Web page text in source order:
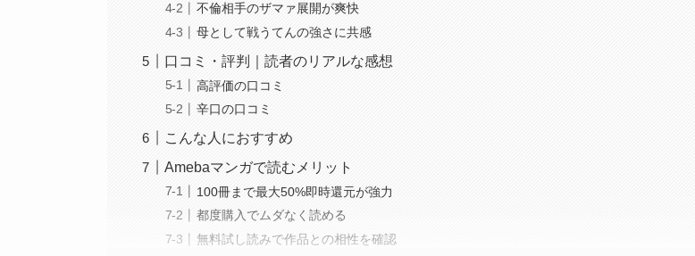
不倫相手のザマァ展開が爽快
母として戦うてんの強さに共感
口コミ・評判｜読者のリアルな感想
高評価の口コミ
辛口の口コミ
こんな人におすすめ
Amebaマンガで読むメリット
100冊まで最大50%即時還元が強力
都度購入でムダなく読める
無料試し読みで作品との相性を確認